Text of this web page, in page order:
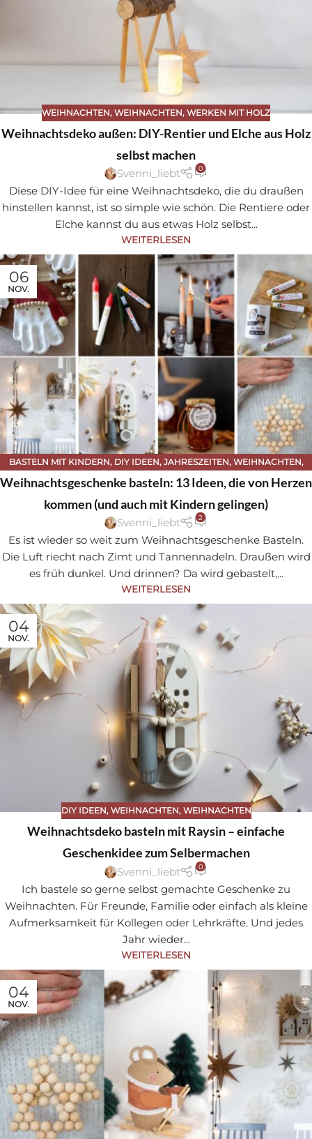
WEIHNACHTEN, WEIHNACHTEN, WERKEN MIT HOLZ
Weihnachtsdeko außen: DIY-Rentier und Elche aus Holz
selbst machen
Svenni_liebt 0
Diese DIY-Idee für eine Weihnachtsdeko, die du draußen
hinstellen kannst, ist so simple wie schön. Die Rentiere oder
Elche kannst du aus etwas Holz selbst...
WEITERLESEN
06
NOV.
BASTELN MIT KINDERN, DIY IDEEN, JAHRESZEITEN, WEIHNACHTEN,
WEIHNACHTEN
Weihnachtsgeschenke basteln: 13 Ideen, die von Herzen
kommen (und auch mit Kindern gelingen)
Svenni_liebt 2
Es ist wieder so weit zum Weihnachtsgeschenke Basteln.
Die Luft riecht nach Zimt und Tannennadeln. Draußen wird
es früh dunkel. Und drinnen? Da wird gebastelt,...
WEITERLESEN
04
NOV.
DIY IDEEN, WEIHNACHTEN, WEIHNACHTEN
Weihnachtsdeko basteln mit Raysin – einfache
Geschenkidee zum Selbermachen
Svenni_liebt 0
Ich bastele so gerne selbst gemachte Geschenke zu
Weihnachten. Für Freunde, Familie oder einfach als kleine
Aufmerksamkeit für Kollegen oder Lehrkräfte. Und jedes
Jahr wieder...
WEITERLESEN
04
NOV.